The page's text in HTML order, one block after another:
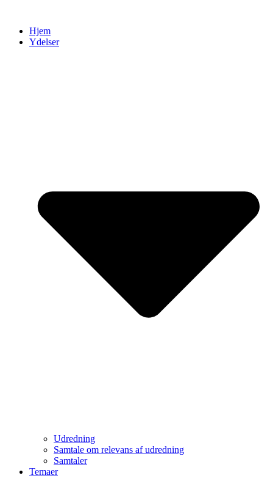
indholdHjem
Ydelser
Udredning
Samtale om relevans af udredning
Samtaler
Temaer